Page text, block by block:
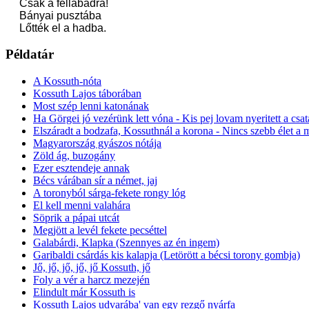
Csak a féllábadra!
Bányai pusztába
Lőtték el a hadba.
Példatár
A Kossuth-nóta
Kossuth Lajos táborában
Most szép lenni katonának
Ha Görgei jó vezérünk lett vóna - Kis pej lovam nyeritett a
Elszáradt a bodzafa, Kossuthnál a korona - Nincs szebb élet a
Magyarország gyászos nótája
Zöld ág, buzogány
Ezer esztendeje annak
Bécs várában sír a német, jaj
A toronyból sárga-fekete rongy lóg
El kell menni valahára
Söprik a pápai utcát
Megjött a levél fekete pecséttel
Galabárdi, Klapka (Szennyes az én ingem)
Garibaldi csárdás kis kalapja (Letörött a bécsi torony gombja)
Jő, jő, jő, jő, jő Kossuth, jő
Foly a vér a harcz mezején
Elindult már Kossuth is
Kossuth Lajos udvarába' van egy rezgő nyárfa